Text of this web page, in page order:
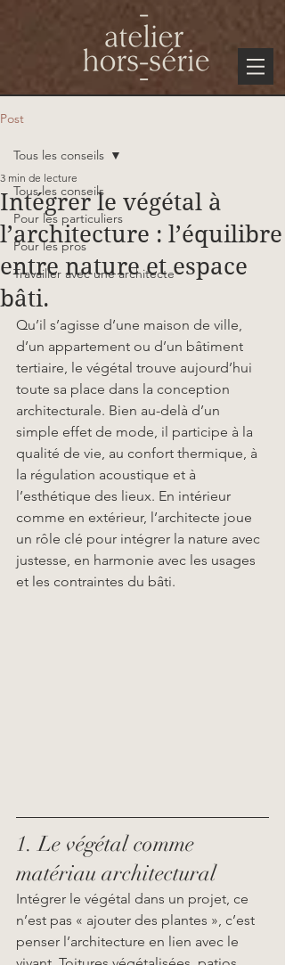
Post
Tous les conseils
Pour les particuliers
Pour les pros
Travailler avec une architecte
Tous les conseils
Intégrer le végétal à
l’architecture : l’équilibre
entre nature et espace
bâti.
3 min de lecture
Qu’il s’agisse d’une maison de ville,
d’un appartement ou d’un bâtiment
tertiaire, le végétal trouve aujourd’hui
toute sa place dans la conception
architecturale. Bien au-delà d’un
simple effet de mode, il participe à la
qualité de vie, au confort thermique, à
la régulation acoustique et à
l’esthétique des lieux. En intérieur
comme en extérieur, l’architecte joue
un rôle clé pour intégrer la nature avec
justesse, en harmonie avec les usages
et les contraintes du bâti.
1. Le végétal comme
matériau architectural
Intégrer le végétal dans un projet, ce
n’est pas « ajouter des plantes », c’est
penser l’architecture en lien avec le